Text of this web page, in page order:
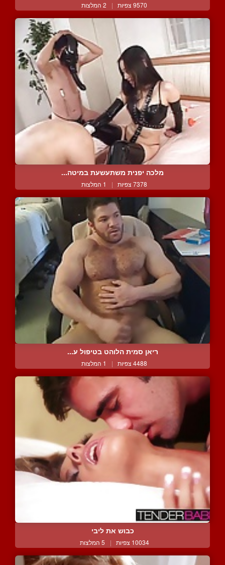
9570 צפיות | 2 המלצות
מלכה יפנית משתעשעת במיטה...
7378 צפיות | 1 המלצות
ריאן סמית הלוהט בטיפול ע...
4488 צפיות | 1 המלצות
כבוש את ליבי
10034 צפיות | 5 המלצות